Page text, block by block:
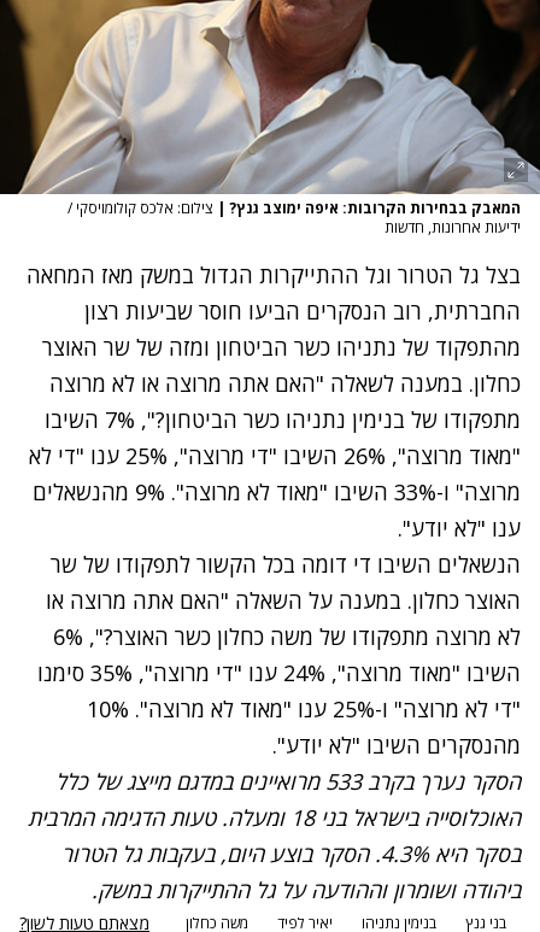
המאבק בבחירות הקרובות: איפה ימוצב גנץ? | צילום: אלכס קולומויסקי /
ידיעות אחרונות, חדשות
בצל גל הטרור וגל ההתייקרות הגדול במשק מאז המחאה
החברתית, רוב הנסקרים הביעו חוסר שביעות רצון
מהתפקוד של נתניהו כשר הביטחון ומזה של שר האוצר
כחלון. במענה לשאלה "האם אתה מרוצה או לא מרוצה
מתפקודו של בנימין נתניהו כשר הביטחון?", 7% השיבו
"מאוד מרוצה", 26% השיבו "די מרוצה", 25% ענו "די לא
מרוצה" ו-33% השיבו "מאוד לא מרוצה". 9% מהנשאלים
ענו "לא יודע".
הנשאלים השיבו די דומה בכל הקשור לתפקודו של שר
האוצר כחלון. במענה על השאלה "האם אתה מרוצה או
לא מרוצה מתפקודו של משה כחלון כשר האוצר?", 6%
השיבו "מאוד מרוצה", 24% ענו "די מרוצה", 35% סימנו
"די לא מרוצה" ו-25% ענו "מאוד לא מרוצה". 10%
מהנסקרים השיבו "לא יודע".
הסקר נערך בקרב 533 מרואיינים במדגם מייצג של כלל
האוכלוסייה בישראל בני 18 ומעלה. טעות הדגימה המרבית
בסקר היא 4.3%. הסקר בוצע היום, בעקבות גל הטרור
ביהודה ושומרון וההודעה על גל ההתייקרות במשק.
בני גנץ בנימין נתניהו יאיר לפיד משה כחלון מצאתם טעות לשון?